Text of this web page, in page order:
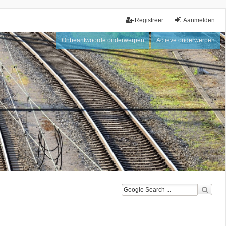
Aanmelden
Registreer
Onbeantwoorde onderwerpen Actieve onderwerpen